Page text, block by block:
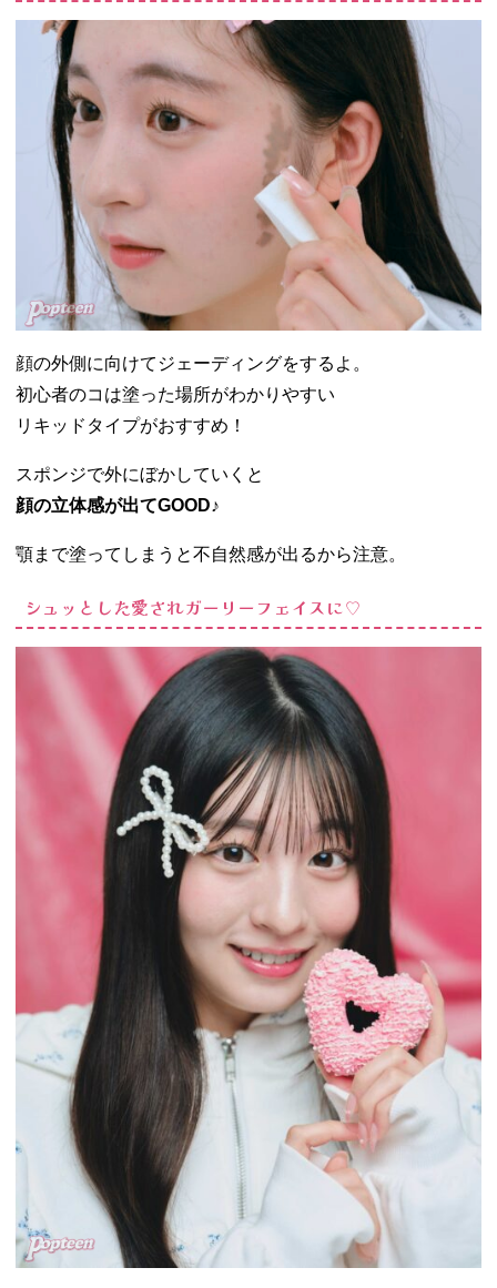
顔の外側に向けてジェーディングをするよ。
初心者のコは塗った場所がわかりやすい
リキッドタイプがおすすめ！
スポンジで外にぼかしていくと
顔の立体感が出てGOOD♪
顎まで塗ってしまうと不自然感が出るから注意。
シュッとした愛されガーリーフェイスに♡